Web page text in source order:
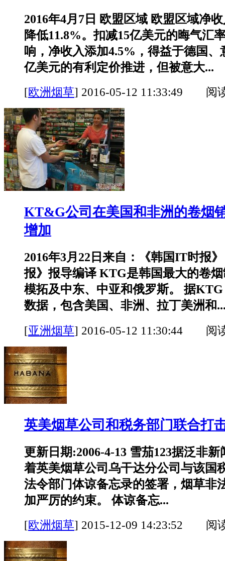
2016年4月7日 欧盟区域 欧盟区域净
降低11.8%。扣减15亿美元的晦气汇
响，净收入添加4.5%，得益于德国、
亿美元的有利定价推进，但被意大...
[欧洲烟草] 2016-05-12 11:33:49 阅
KT&G公司在美国和非洲的卷烟
增加
2016年3月22日来自：《韩国IT时报
报》报导编译 KTG是韩国最大的卷
模拓及中东、中亚和俄罗斯。 据KTG
数据，包含美国、非洲、拉丁美洲和
[亚洲烟草] 2016-05-12 11:30:44 阅
英美烟草公司和税务部门联合打
更新日期:2006-4-13 雪茄123据泛非
着英美烟草公司乌干达分公司与该国
法令部门体谅备忘录的签署，烟草非
加严厉的约束。 体谅备忘...
[欧洲烟草] 2015-12-09 14:23:52 阅